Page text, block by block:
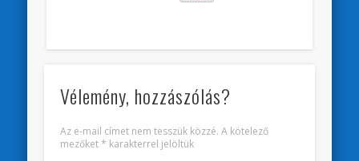
Vélemény, hozzászólás?
Az e-mail címet nem tesszük közzé. A kötelező
mezőket* karakterrel jelöltük